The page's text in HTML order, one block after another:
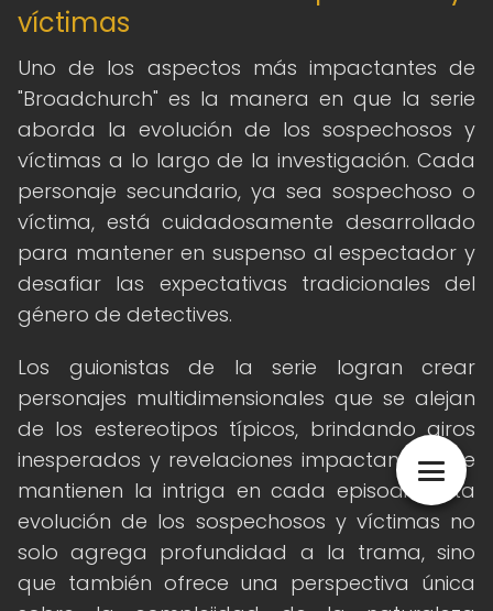
víctimas
Uno de los aspectos más impactantes de
"Broadchurch" es la manera en que la serie
aborda la evolución de los sospechosos y
víctimas a lo largo de la investigación. Cada
personaje secundario, ya sea sospechoso o
víctima, está cuidadosamente desarrollado
para mantener en suspenso al espectador y
desafiar las expectativas tradicionales del
género de detectives.
Los guionistas de la serie logran crear
personajes multidimensionales que se alejan
de los estereotipos típicos, brindando giros
inesperados y revelaciones impactantes que
mantienen la intriga en cada episodio. Esta
evolución de los sospechosos y víctimas no
solo agrega profundidad a la trama, sino
que también ofrece una perspectiva única